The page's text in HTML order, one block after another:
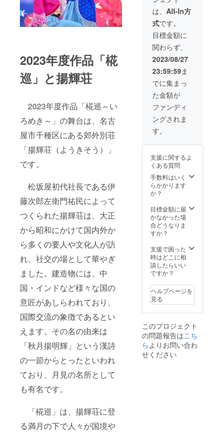
2023年度作品「椛
巡」と揚輝荘
2023年度作品「椛巡～い
ろめき～」の舞台は、名古
屋市千種区にある郊外別荘
「揚輝荘（ようきそう）」
です。
松坂屋初代社長である伊
藤次郎左衛門祐民によって
つくられた揚輝荘は、大正
から昭和にかけて国内外か
ら多くの要人や文化人が訪
れ、社交の場として華やぎ
ました。建造物には、中
国・インドなど様々な国の
意匠があしらわれており、
国際交流の象徴であるとい
えます。その名の由来は
「秋月揚明輝」という漢詩
の一節からとったといわれ
ており、月見の名所として
も有名です。
「椛巡」は、揚輝荘に登
る満月の下で人々が国境や
欄」に
よさ名
をお書
きくだ
さい。
・振り
解説動
画（希
さい。
（趣味
や好き
な食べ
物、特
技な
ど）よ
さ名考
案の参
考にさ
せてい
ただき
ます。
※よさ名
を既に
「備考
欄」に
よさ名
をお書
きくだ
さい。
画（希
望者）
ナルら
んまタ
オル ・
椛巡T
シャツ
（LLサ
イズ）
・よさ
名考案&
手作り
よさ名
札
※「備考
欄」に
ご自身
キー
をお書
きくだ
さい。
（趣味
や好き
物、特
技な
ど）よ
さ名考
考にさ
せてい
ただき
ます。
を既に
お持ち
の方は
「備考
よさ名
をお書
きくだ
さい。
・振り
は、 All-In方
式です。
目標金額に
関わらず、
2023/08/27
23:59:59ま
でに集まっ
た金額が
ファンディ
ングされま
す。
支援に関するよ
くある質問
手数料はいく
らかかります
か？
目標金額に届
かなかった場
合どうなりま
すか？
支援で困った
時はどこに相
談したらいい
ですか？
ヘルプページを
見る
このプロジェクト
の問題報告はこち
ら よりお問い合わ
せください